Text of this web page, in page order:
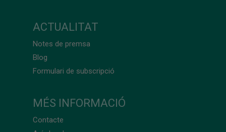
ACTUALITAT
Notes de premsa
Blog
Formulari de subscripció
MÉS INFORMACIÓ
Contacte